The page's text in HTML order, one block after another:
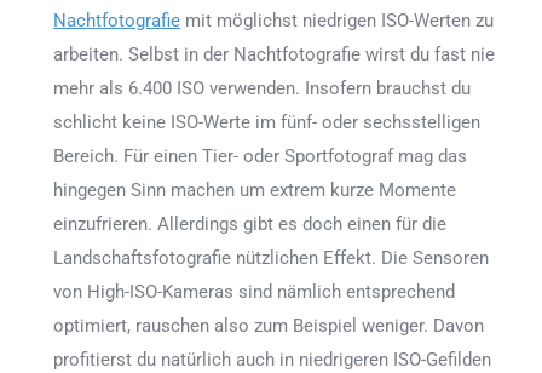
Nachtfotografie mit möglichst niedrigen ISO-Werten zu
arbeiten. Selbst in der Nachtfotografie wirst du fast nie
mehr als 6.400 ISO verwenden. Insofern brauchst du
schlicht keine ISO-Werte im fünf- oder sechsstelligen
Bereich. Für einen Tier- oder Sportfotograf mag das
hingegen Sinn machen um extrem kurze Momente
einzufrieren. Allerdings gibt es doch einen für die
Landschaftsfotografie nützlichen Effekt. Die Sensoren
von High-ISO-Kameras sind nämlich entsprechend
optimiert, rauschen also zum Beispiel weniger. Davon
profitierst du natürlich auch in niedrigeren ISO-Gefilden